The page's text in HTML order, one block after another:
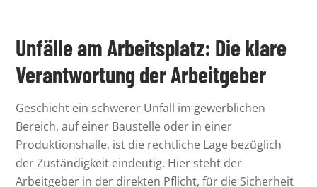
Unfälle am Arbeitsplatz: Die klare
Verantwortung der Arbeitgeber
Geschieht ein schwerer Unfall im gewerblichen
Bereich, auf einer Baustelle oder in einer
Produktionshalle, ist die rechtliche Lage bezüglich
der Zuständigkeit eindeutig. Hier steht der
Arbeitgeber in der direkten Pflicht, für die Sicherheit